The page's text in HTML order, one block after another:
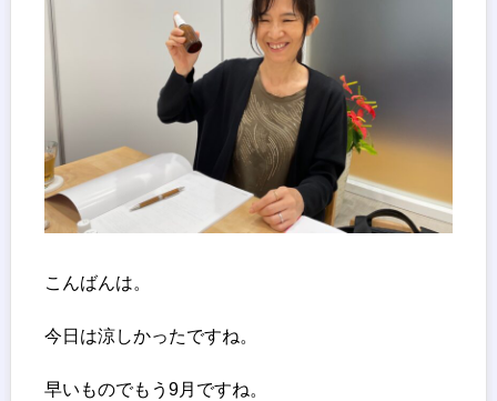
こんばんは。
今日は涼しかったですね。
早いものでもう9月ですね。